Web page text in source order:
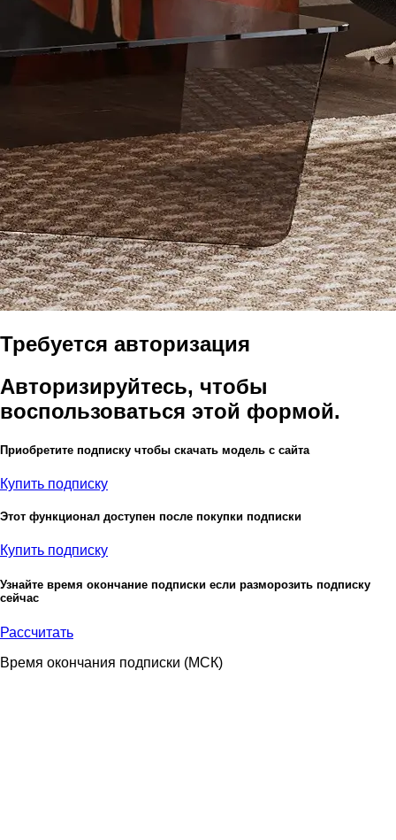
Требуется авторизация
Авторизируйтесь, чтобы
воспользоваться этой формой.
Приобретите подписку чтобы скачать модель с сайта
Купить подписку
Этот функционал доступен после покупки подписки
Купить подписку
Узнайте время окончание подписки если разморозить подписку
сейчас
Рассчитать
Время окончания подписки (МСК)